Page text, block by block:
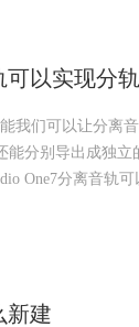
可以实现分
我们可以让分离
分别导出成独
One7分离音轨
新建